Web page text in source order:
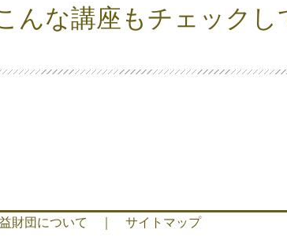
んな講座もチェックし
財団について ｜
サイトマップ